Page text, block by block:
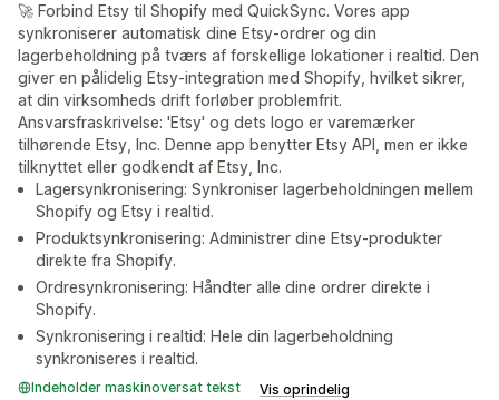
🚀 Forbind Etsy til Shopify med QuickSync. Vores app
synkroniserer automatisk dine Etsy-ordrer og din
lagerbeholdning på tværs af forskellige lokationer i realtid. Den
giver en pålidelig Etsy-integration med Shopify, hvilket sikrer,
at din virksomheds drift forløber problemfrit.
Ansvarsfraskrivelse: 'Etsy' og dets logo er varemærker
tilhørende Etsy, Inc. Denne app benytter Etsy API, men er ikke
tilknyttet eller godkendt af Etsy, Inc.
Lagersynkronisering: Synkroniser lagerbeholdningen mellem
Shopify og Etsy i realtid.
Produktsynkronisering: Administrer dine Etsy-produkter
direkte fra Shopify.
Ordresynkronisering: Håndter alle dine ordrer direkte i
Shopify.
Synkronisering i realtid: Hele din lagerbeholdning
synkroniseres i realtid.
Indeholder maskinoversat tekst Vis oprindelig